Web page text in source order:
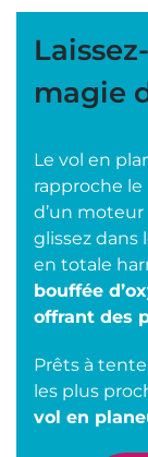
magie
Le vol en
rapproche le
d’un moteur
glissez dans
en totale
bouffée
offrant des
Prêts à
les plus
vol en